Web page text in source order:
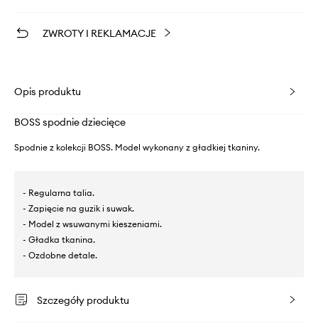
ZWROTY I REKLAMACJE
Opis produktu
BOSS spodnie dziecięce
Spodnie z kolekcji BOSS. Model wykonany z gładkiej tkaniny.
- Regularna talia.
- Zapięcie na guzik i suwak.
- Model z wsuwanymi kieszeniami.
- Gładka tkanina.
- Ozdobne detale.
Szczegóły produktu